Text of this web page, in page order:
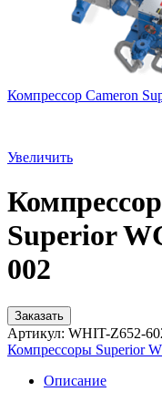
Компрессор Cameron
Увеличить
Superior
002
Заказать
Артикул: WHIT-Z652-
Компрессоры Superior
Описание